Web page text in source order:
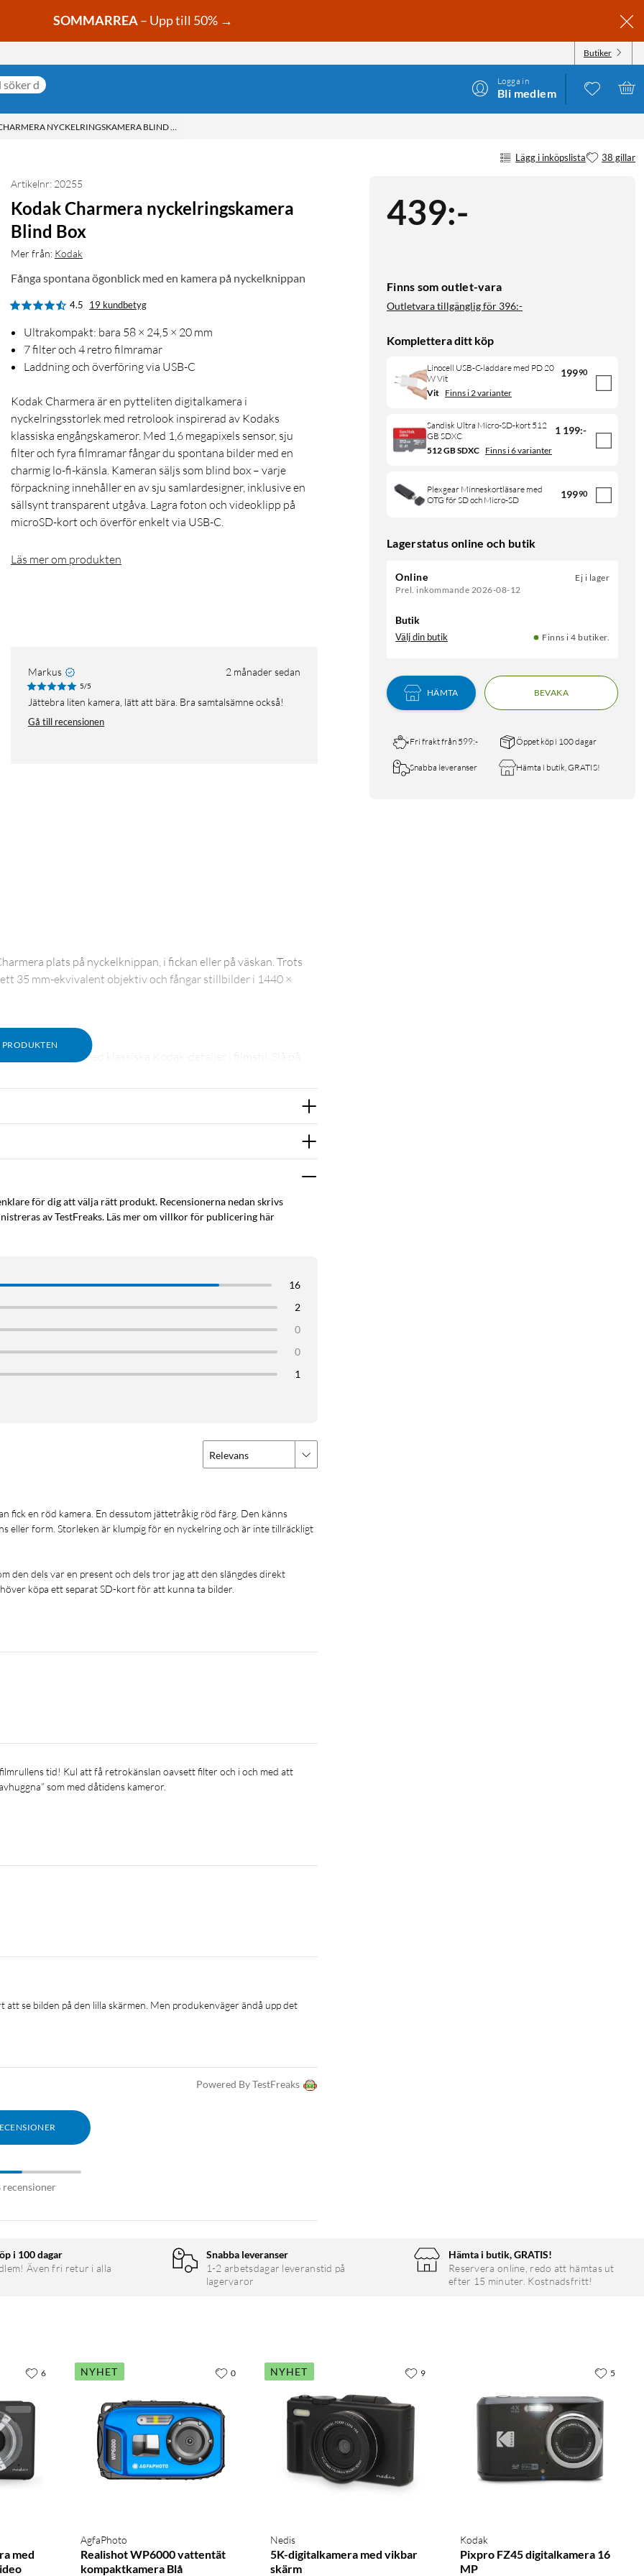
SOMMARREA– Upp till 50% →
Butiker
Logga in
Bli medlem
NYCKELRINGSKAMERA BLIND BOX
Lägg i inköpslista 38 gillar
439:-
Finns som outlet-vara
Outletvara tillgänglig för 396:-
Komplettera ditt köp
Linocell USB-C-laddare med PD 20
W Vit
19990
Vit Finns i 2 varianter
Sandisk Ultra Micro-SD-kort 512
GB SDXC
1 199:-
512 GB SDXC Finns i 6 varianter
Plexgear Minneskortläsare med
OTG för SD och Micro-SD
19990
Lagerstatus online och butik
Online
Prel. inkommande 2026-08-12
Ej i lager
Butik
Välj din butik Finns i 4 butiker.
HÄMTA BEVAKA
Fri frakt från 599:- Öppet köp i 100 dagar
Snabba leveranser Hämta i butik, GRATIS!
Artikelnr: 20255
Kodak Charmera nyckelringskamera
Blind Box
Mer från: Kodak
Fånga spontana ögonblick med en kamera på nyckelknippan
4.5 19 kundbetyg
Ultrakompakt: bara 58 × 24,5 × 20 mm
7 filter och 4 retro filmramar
Laddning och överföring via USB-C
Kodak Charmera är en pytteliten digitalkamera i
nyckelringsstorlek med retrolook inspirerad av Kodaks
klassiska engångskameror. Med 1,6 megapixels sensor, sju
filter och fyra filmramar fångar du spontana bilder med en
charmig lo-fi-känsla. Kameran säljs som blind box – varje
förpackning innehåller en av sju samlardesigner, inklusive en
sällsynt transparent utgåva. Lagra foton och videoklipp på
microSD-kort och överför enkelt via USB-C.
Läs mer om produkten
Markus 2 månader sedan
5/5
Jättebra liten kamera, lätt att bära. Bra samtalsämne också!
Gå till recensionen
PRODUKTEN
plats på nyckelknippan, i fickan eller på väskan. Trots
35 mm-ekvivalent objektiv och fångar stillbilder i 1440 ×
fyra ramar med klassiska Kodak-detaljer i filmstil. Slå på
röd, grå, vit med geometriska mönster, svart med
på microSD-kort (1–128 GB, säljs separat). Kameran har
för dig att välja rätt produkt. Recensionerna nedan skrivs
av TestFreaks. Läs mer om villkor för publicering här
16
2
0
0
1
Relevans
eller form. Storleken är klumpig för en nyckelring och är inte tillräckligt
den dels var en present och dels tror jag att den slängdes direkt
köpa ett separat SD-kort för att kunna ta bilder.
som med dåtidens kameror.
se bilden på den lilla skärmen. Men produkenväger ändå upp det
Powered By TestFreaks
recensioner
i 100 dagar
Även fri retur i alla
Snabba leveranser
1-2 arbetsdagar leveranstid på
lagervaror
Hämta i butik, GRATIS!
Reservera online, redo att hämtas ut
efter 15 minuter. Kostnadsfritt!
med
6 NYHET
AgfaPhoto
Realishot WP6000 vattentät
kompaktkamera Blå
0 NYHET
Nedis
5K-digitalkamera med vikbar
skärm
9
Kodak
Pixpro FZ45 digitalkamera 16
MP
5